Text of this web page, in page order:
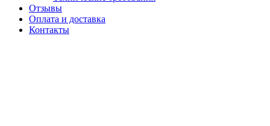
Отзывы
Оплата и доставка
Контакты